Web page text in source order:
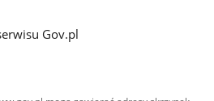
Gov.pl